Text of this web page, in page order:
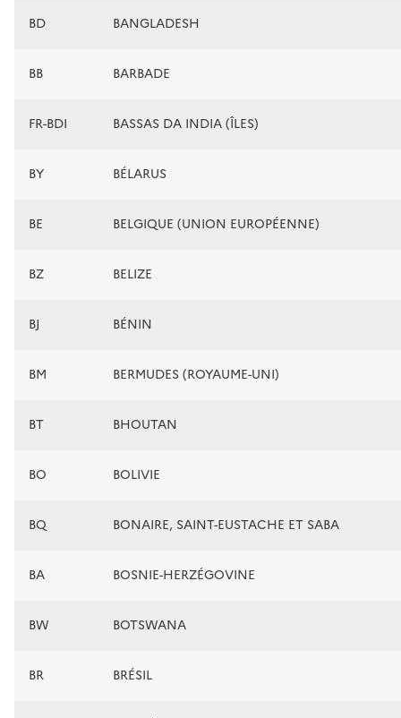
BD BANGLADESH
BB BARBADE
FR-BDI BASSAS DA INDIA (ÎLES)
BY BÉLARUS
BE BELGIQUE (UNION EUROPÉENNE)
BZ BELIZE
BJ BÉNIN
BM BERMUDES (ROYAUME-UNI)
BT BHOUTAN
BO BOLIVIE
BQ BONAIRE, SAINT-EUSTACHE ET SABA
BA BOSNIE-HERZÉGOVINE
BW BOTSWANA
BR BRÉSIL